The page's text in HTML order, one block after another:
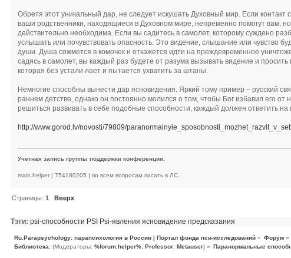
Обретя этот уникальный дар, не следует искушать Духовный мир. Если
ваши родственники, находящиеся в Духовном мире, непременно помогут вам,
действительно необходима. Если вы садитесь в самолет, которому суждено
услышать или почувствовать опасность. Это видение, слышание или чувство
души. Душа сожмется в комочек и откажется идти на преждевременное
садясь в самолет, вы каждый раз будете от разума вызывать видение и просить
которая без устали лает и пытается ухватить за штаны.
Немногие способны вынести дар ясновидения. Яркий тому пример – русский
раннем детстве, однако он постоянно молился о том, чтобы Бог избавил его
решиться развивать в себе подобные способности, каждый должен ответить на
http://www.gorod.lv/novosti/79809/
Учетная запись группы поддержки конференции.
main.helper | 754180205 | по всем вопросам писать в ЛС.
Страницы:1
Вверх
Тэги: psi-способности PSI Psi-явления ясновидение предсказания
Ru.Parapsychology: парапсихология в России | Портал фонда пси-исследований » Форум »
Библиотека.
(Модераторы: %forum.helper% Professor Metauser) » Паранормальные